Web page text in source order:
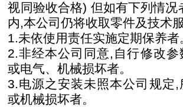
视同验收合格) 但如有下列情况
内,本公司仍将收取零件及技术
1.未依使用责任实施定期保养者
2.非经本公司同意,自行修改参
或电气、机械损坏者。
3.电源之安装未照本公司规定,
或机械损坏者。